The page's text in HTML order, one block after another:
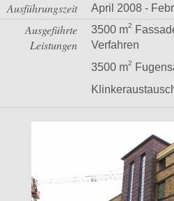
Ausführungszeit April 2008 -
Ausgeführte
Leistungen
3500 m2
Verfahren
3500 m2